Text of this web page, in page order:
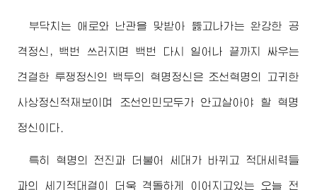
부닥치는 애로와 난관을 맞받아 뚫고나가는 완강한 공
격정신, 백번 쓰러지면 백번 다시 일어나 끝까지 싸우는
견결한 투쟁정신인 백두의 혁명정신은 조선혁명의 고귀한
사상정신적재보이며 조선인민모두가 안고살아야 할 혁명
정신이다.
특히 혁명의 전진과 더불어 세대가 바뀌고 적대세력들
과의 세기적대결이 더욱 격돌하게 이어지고있는 오늘 전